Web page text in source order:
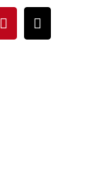
Pinterest
E-
mail